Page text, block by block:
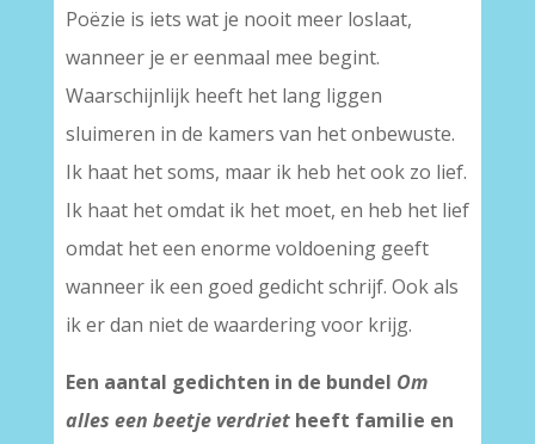
Poëzie is iets wat je nooit meer loslaat,
wanneer je er eenmaal mee begint.
Waarschijnlijk heeft het lang liggen
sluimeren in de kamers van het onbewuste.
Ik haat het soms, maar ik heb het ook zo lief.
Ik haat het omdat ik het moet, en heb het lief
omdat het een enorme voldoening geeft
wanneer ik een goed gedicht schrijf. Ook als
ik er dan niet de waardering voor krijg.
Een aantal gedichten in de bundel Om
alles een beetje verdriet heeft familie en